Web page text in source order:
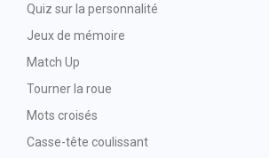
Quiz sur la personnalité
Jeux de mémoire
Match Up
Tourner la roue
Mots croisés
Casse-tête coulissant